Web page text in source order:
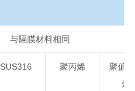
与隔膜材料相同
SUS316 聚丙烯
聚偏
烯